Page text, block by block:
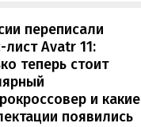
переписали
лист Avatr 11:
теперь стоит
и какие
появились